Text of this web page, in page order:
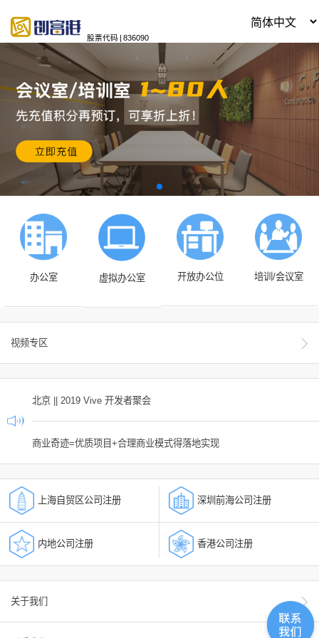
股票代码 | 836090
办公室 虚拟办公室 开放办公位 培训/会议室
视频专区
北京 || 2019 Vive 开发者聚会
商业奇迹=优质项目+合理商业模式得落地实现
上海自贸区公司注册 深圳前海公司注册
内地公司注册 香港公司注册
关于我们